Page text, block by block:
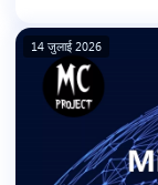
14 जुलाई 2026